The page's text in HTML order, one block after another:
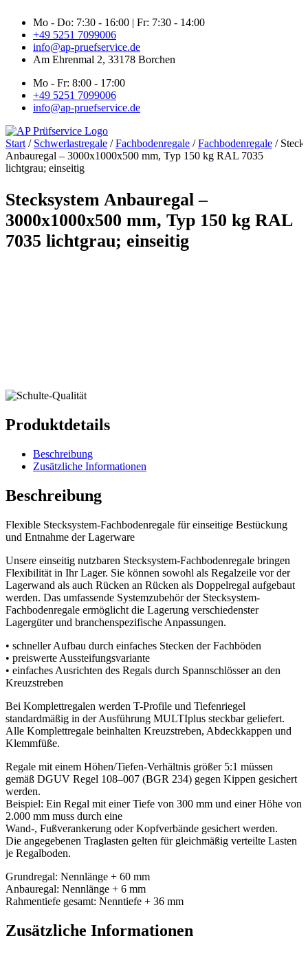
Inhalt
springen
Mo - Do: 7:30 - 16:00 | Fr: 7:30 - 14:00
+49 5251 7099006
info@ap-pruefservice.de
Am Ehrenmal 2, 33178 Borchen
Mo - Fr: 8:00 - 17:00
+49 5251 7099006
info@ap-pruefservice.de
Start / Schwerlastregale /Fachbodenregale /Fachbodenregale /
Anbauregal – 3000x1000x500 mm, Typ 150 kg RAL 7035
lichtgrau; einseitig
Stecksystem Anbauregal –
3000x1000x500 mm, Typ 150 kg RAL
7035 lichtgrau; einseitig
Produktdetails
Beschreibung
Zusätzliche Informationen
Beschreibung
Flexible Stecksystem-Fachbodenregale für einseitige Bestückung
und Entnahme der Lagerware
Unsere einseitig nutzbaren Stecksystem-Fachbodenregale bringen
Flexibilität in Ihr Lager. Sie können sowohl als Regalzeile vor der
Lagerwand als auch Rücken an Rücken als Doppelregal aufgebaut
werden. Das umfassende Systemzubehör der Stecksystem-
Fachbodenregale ermöglicht die Lagerung verschiedenster
Lagergüter und branchenspezifische Anpassungen.
• schneller Aufbau durch einfaches Stecken der Fachböden
• preiswerte Aussteifungsvariante
• einfaches Ausrichten des Regals durch Spannschlösser an den
Kreuzstreben
Bei Komplettregalen werden T-Profile und Tiefenriegel
standardmäßig in der Ausführung MULTIplus steckbar geliefert.
Alle Komplettregale beinhalten Kreuzstreben, Abdeckkappen und
Klemmfüße.
Regale mit einem Höhen/Tiefen-Verhältnis größer 5:1 müssen
gemäß DGUV Regel 108–007 (BGR 234) gegen Kippen gesichert
werden.
Beispiel: Ein Regal mit einer Tiefe von 300 mm und einer Höhe von
2.000 mm muss durch eine
Wand-, Fußverankerung oder Kopfverbände gesichert werden.
Die angegebenen Traglasten gelten für gleichmäßig verteilte Lasten
je Regalboden.
Grundregal: Nennlänge + 60 mm
Anbauregal: Nennlänge + 6 mm
Rahmentiefe gesamt: Nenntiefe + 36 mm
Zusätzliche Informationen